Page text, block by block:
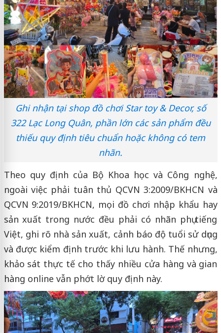
Ghi nhận tại shop đồ chơi Star toy & Decor, số
322 Lạc Long Quân, phần lớn các sản phẩm đều
thiếu quy định tiêu chuẩn hoặc không có tem
nhãn.
Theo quy định của Bộ Khoa học và Công nghệ,
ngoài việc phải tuân thủ QCVN 3:2009/BKHCN và
QCVN 9:2019/BKHCN, mọi đồ chơi nhập khẩu hay
sản xuất trong nước đều phải có nhãn phụ tiếng
Việt, ghi rõ nhà sản xuất, cảnh báo độ tuổi sử dụng
và được kiểm định trước khi lưu hành. Thế nhưng,
khảo sát thực tế cho thấy nhiều cửa hàng và gian
hàng online vẫn phớt lờ quy định này.